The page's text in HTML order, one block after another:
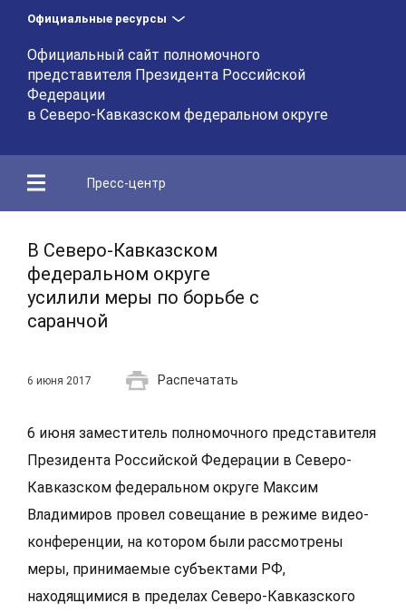
Официальные ресурсы
Официальный сайт полномочного
представителя Президента Российской
Федерации
в Северо-Кавказском федеральном округе
Пресс-центр
В Северо-Кавказском
федеральном округе
усилили меры по борьбе с
саранчой
6 июня 2017 Распечатать
6 июня заместитель полномочного представителя
Президента Российской Федерации в Северо-
Кавказском федеральном округе Максим
Владимиров провел совещание в режиме видео-
конференции, на котором были рассмотрены
меры, принимаемые субъектами РФ,
находящимися в пределах Северо-Кавказского